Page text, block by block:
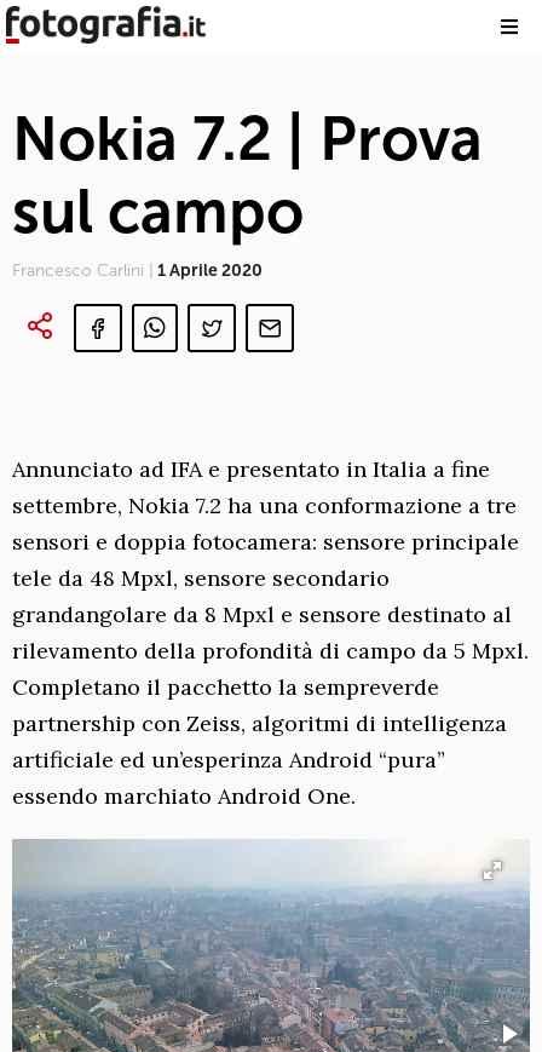
Nokia 7.2 | Prova
sul campo
Francesco Carlini | 1 Aprile 2020
Annunciato ad IFA e presentato in Italia a fine
settembre, Nokia 7.2 ha una conformazione a tre
sensori e doppia fotocamera: sensore principale
tele da 48 Mpxl, sensore secondario
grandangolare da 8 Mpxl e sensore destinato al
rilevamento della profondità di campo da 5 Mpxl.
Completano il pacchetto la sempreverde
partnership con Zeiss, algoritmi di intelligenza
artificiale ed un’esperinza Android “pura”
essendo marchiato Android One.